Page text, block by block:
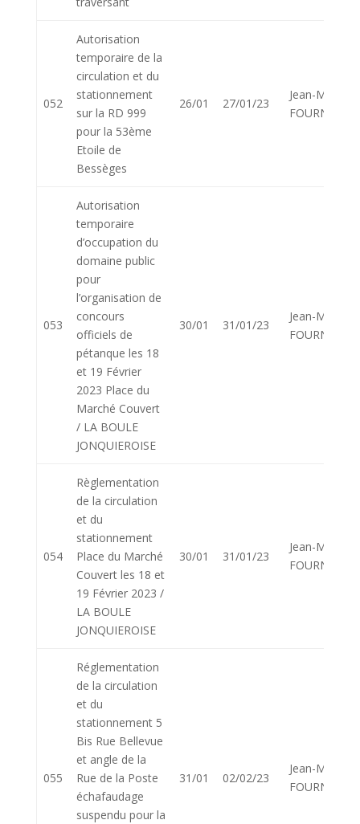
052
Autorisation
temporaire de la
circulation et du
stationnement
sur la RD 999
pour la 53ème
Etoile de
Bessèges
26/01 27/01/23
Jean-Marie
FOURNIER
053
Autorisation
temporaire
d’occupation du
domaine public
pour
l’organisation de
concours
officiels de
pétanque les 18
et 19 Février
2023 Place du
Marché Couvert
/ LA BOULE
JONQUIEROISE
30/01 31/01/23
Jean-Marie
FOURNIER
054
Règlementation
de la circulation
et du
stationnement
Place du Marché
Couvert les 18 et
19 Février 2023 /
LA BOULE
JONQUIEROISE
30/01 31/01/23
Jean-Marie
FOURNIER
055
Réglementation
de la circulation
et du
stationnement 5
Bis Rue Bellevue
et angle de la
Rue de la Poste
échafaudage
suspendu pour la
31/01 02/02/23
Jean-Marie
FOURNIER